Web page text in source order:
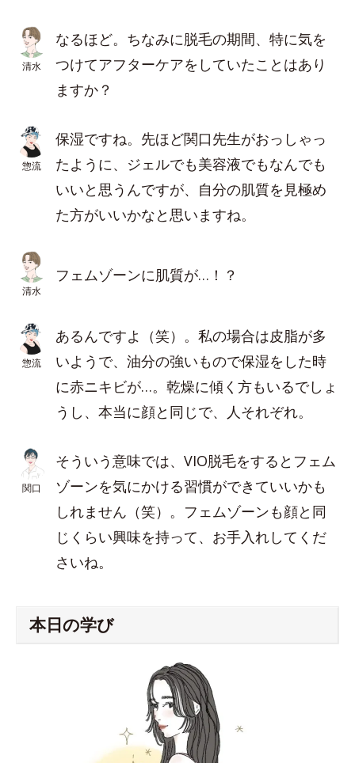
清水
なるほど。ちなみに脱毛の期間、特に気を
つけてアフターケアをしていたことはあり
ますか？
惣流
保湿ですね。先ほど関口先生がおっしゃっ
たように、ジェルでも美容液でもなんでも
いいと思うんですが、自分の肌質を見極め
た方がいいかなと思いますね。
清水
フェムゾーンに肌質が…！？
惣流
あるんですよ
（笑）。私の場合は皮脂が多
いようで、油分の強いもので保湿をした時
に赤ニキビが…。乾燥に傾く方もいるでしょ
うし、本当に顔と同じで、人それぞれ。
関口
そういう意味では、VIO脱毛をするとフェム
ゾーンを気にかける習慣ができていいかも
しれません（笑）。フェムゾーンも顔と同
じくらい興味を持って、お手入れしてくだ
さいね。
本日の学び